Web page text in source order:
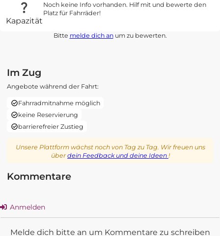
Kapazität
Noch keine Info vorhanden. Hilf mit und bewerte den
Platz für Fahrräder!
Bitte melde dich anum zu bewerten.
Im Zug
Angebote während der Fahrt:
Fahrradmitnahme möglich
keine Reservierung
barrierefreier Zustieg
Unsere Plattform wächst noch von Tag zu Tag. Wir freuen uns
überdein Feedback und deine Ideen !
Kommentare
Anmelden
Melde dich bitte an um Kommentare zu schreiben